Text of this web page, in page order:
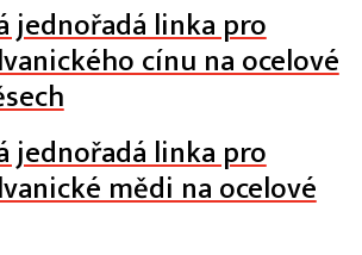
jednořadá linka pro
cínu na ocelové
jednořadá linka pro
mědi na ocelové